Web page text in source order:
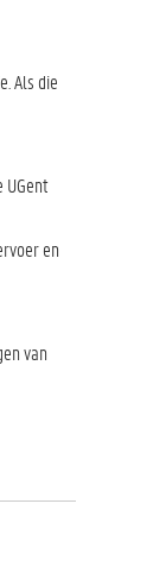
Als die
UGent
en
van